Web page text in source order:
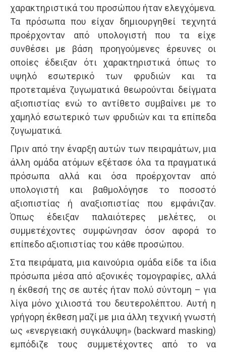
χαρακτηριστικά του προσώπου ήταν ελεγχόμενα.
Τα πρόσωπα που είχαν δημιουργηθεί τεχνητά
προέρχονταν από υπολογιστή που τα είχε
συνθέσει με βάση προηγούμενες έρευνες οι
οποίες έδειξαν ότι χαρακτηριστικά όπως το
υψηλό εσωτερικό των φρυδιών και τα
προτεταμένα ζυγωματικά θεωρούνται δείγματα
αξιοπιστίας ενώ το αντίθετο συμβαίνει με το
χαμηλό εσωτερικό των φρυδιών και τα επίπεδα
ζυγωματικά.
Πριν από την έναρξη αυτών των πειραμάτων, μια
άλλη ομάδα ατόμων εξέτασε όλα τα πραγματικά
πρόσωπα αλλά και όσα προέρχονταν από
υπολογιστή και βαθμολόγησε το ποσοστό
αξιοπιστίας ή αναξιοπιστίας που εμφάνιζαν.
Όπως έδειξαν παλαιότερες μελέτες, οι
συμμετέχοντες συμφώνησαν όσον αφορά το
επίπεδο αξιοπιστίας του κάθε προσώπου.
Στα πειράματα, μια καινούρια ομάδα είδε τα ίδια
πρόσωπα μέσα από αξονικές τομογραφίες, αλλά
η έκθεσή της σε αυτές ήταν πολύ σύντομη – για
λίγα μόνο χιλιοστά του δευτερολέπτου. Αυτή η
γρήγορη έκθεση μαζί με μια άλλη τεχνική γνωστή
ως «ενεργειακή συγκάλυψη» (backward masking)
εμπόδιζε τους συμμετέχοντες από το να